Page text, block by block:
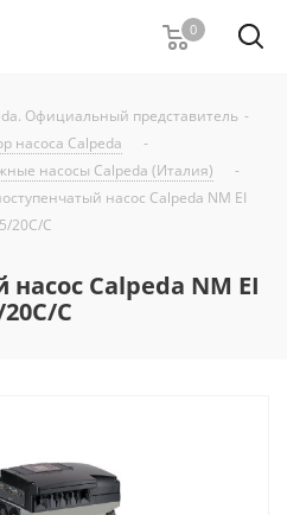
0
Официальный представитель -
насоса Calpeda
-
насосы Calpeda (Италия)
-
насос Calpeda NM EI
20C/C
Calpeda NM EI
C